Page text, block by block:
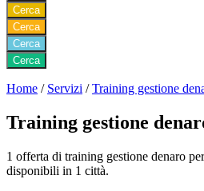
Cerca
Cerca
Cerca
Cerca
Home / Servizi / Training gestione
Training gestione
1 offerta di training gestione denaro
disponibili in 1 città.